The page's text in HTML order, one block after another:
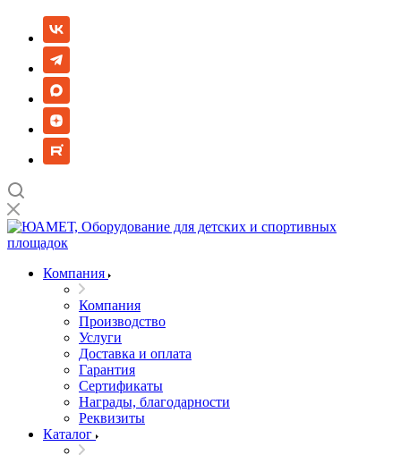
Компания
Компания
Производство
Услуги
Доставка и оплата
Гарантия
Сертификаты
Награды, благодарности
Реквизиты
Каталог